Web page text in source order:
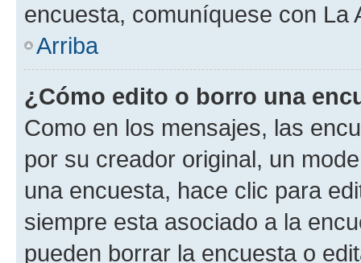
encuesta, comuníquese con La
Arriba
¿Cómo edito o borro una
Como en los mensajes, las
por su creador original, un
una encuesta, hace clic para
siempre esta asociado a la
pueden borrar la encuesta o